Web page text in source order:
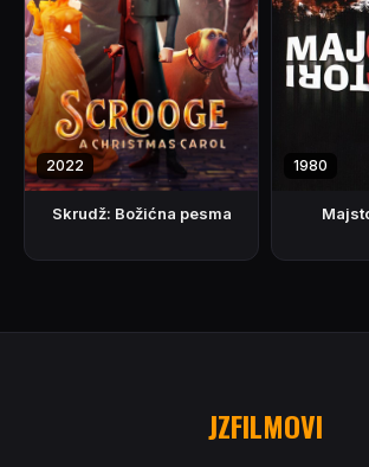
2022
Skrudž: Božićna pesma
1980
JZFILMOVI